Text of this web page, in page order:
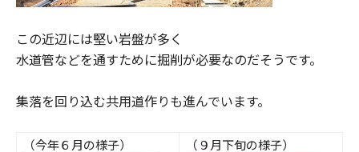
この近辺には堅い岩盤が多く
水道管などを通すために掘削が必要なのだそうです。
集落を回り込む共用道作りも進んでいます。
（今年６月の様子） （９月下旬の様子）